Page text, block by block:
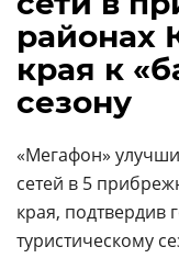
районах
края к
сезону
«Мегафон»
сетей в 5
края, подтвердив
туристическому